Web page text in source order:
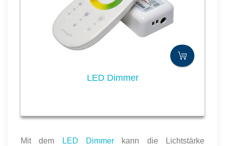
LED Dimmer
Mit dem LED Dimmer kann die Lichtstärke